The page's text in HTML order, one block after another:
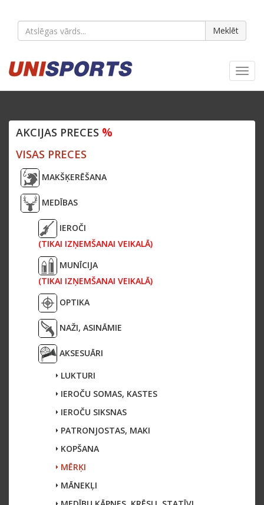
Meklēt
AKCIJAS PRECES %
VISAS PRECES
MAKŠĶERĒŠANA
MEDĪBAS
IEROČI
(TIKAI IZŅEMŠANAI VEIKALĀ)
MUNĪCIJA
(TIKAI IZŅEMŠANAI VEIKALĀ)
OPTIKA
NAŽI, ASINĀMIE
AKSESUĀRI
LUKTURI
IEROČU SOMAS, KASTES
IEROČU SIKSNAS
PATRONJOSTAS, MAKI
KOPŠANA
MĒRĶI
MĀNEKĻI